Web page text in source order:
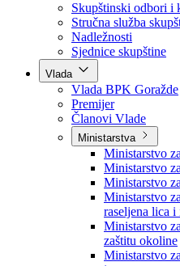
Poslanici po
Poslanici po
Kolegij skupštine
Skupštinski odbori i
Stručna služba
Nadležnosti
Sjednice skupštine
Vlada
Vlada BPK Goražde
Premijer
Članovi Vlade
Ministarstva
Ministarstvo
Ministarstvo
Ministarstvo
Ministarstvo
raseljena lica